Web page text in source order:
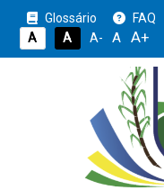
Glossário FAQ
A
A A- A A+